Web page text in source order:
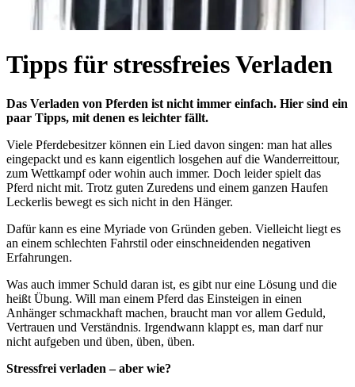
Tipps für stressfreies Verladen
Das Verladen von Pferden ist nicht immer einfach. Hier sind ein
paar Tipps, mit denen es leichter fällt.
Viele Pferdebesitzer können ein Lied davon singen: man hat alles
eingepackt und es kann eigentlich losgehen auf die Wanderreittour,
zum Wettkampf oder wohin auch immer. Doch leider spielt das
Pferd nicht mit. Trotz guten Zuredens und einem ganzen Haufen
Leckerlis bewegt es sich nicht in den Hänger.
Dafür kann es eine Myriade von Gründen geben. Vielleicht liegt es
an einem schlechten Fahrstil oder einschneidenden negativen
Erfahrungen.
Was auch immer Schuld daran ist, es gibt nur eine Lösung und die
heißt Übung. Will man einem Pferd das Einsteigen in einen
Anhänger schmackhaft machen, braucht man vor allem Geduld,
Vertrauen und Verständnis. Irgendwann klappt es, man darf nur
nicht aufgeben und üben, üben, üben.
Stressfrei verladen – aber wie?